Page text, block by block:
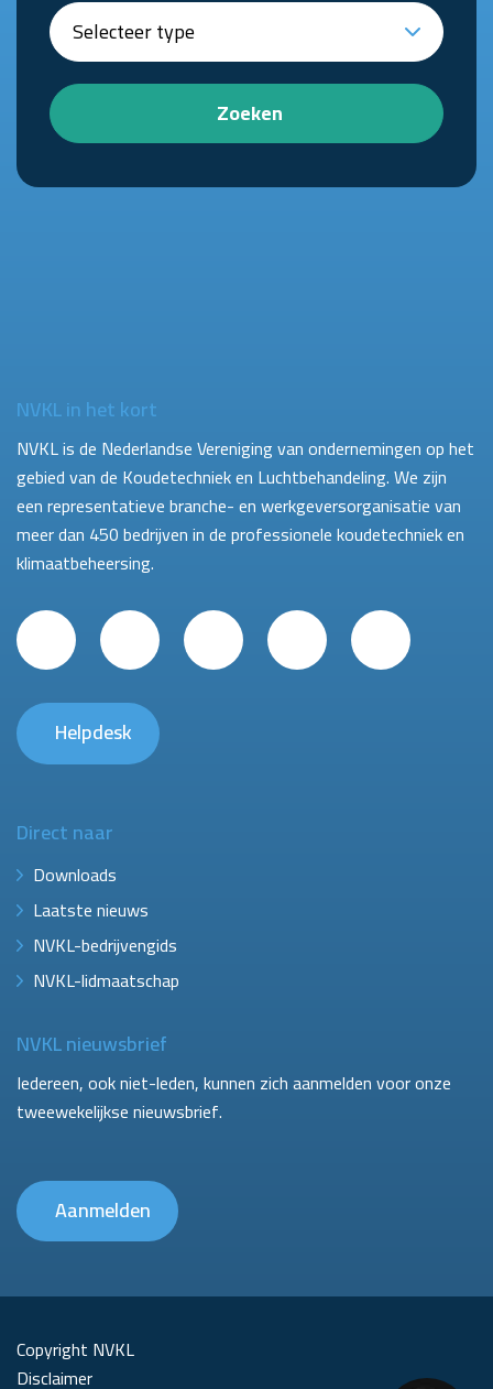
Zoeken
NVKL in het kort
NVKL is de Nederlandse Vereniging van ondernemingen op het
gebied van de Koudetechniek en Luchtbehandeling. We zijn
een representatieve branche- en werkgeversorganisatie van
meer dan 450 bedrijven in de professionele koudetechniek en
klimaatbeheersing.
Helpdesk
Direct naar
Downloads
Laatste nieuws
NVKL-bedrijvengids
NVKL-lidmaatschap
NVKL nieuwsbrief
Iedereen, ook niet-leden, kunnen zich aanmelden voor onze
tweewekelijkse nieuwsbrief.
Aanmelden
Copyright NVKL
Disclaimer